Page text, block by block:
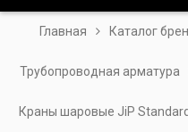
Главная Каталог
Трубопроводная арматура
Краны шаровые JiP